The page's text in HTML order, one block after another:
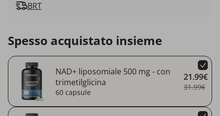
BRT
Spesso acquistato insieme
NAD+ liposomiale 500 mg - con
trimetilglicina
60 capsule
21.99€
31.99€